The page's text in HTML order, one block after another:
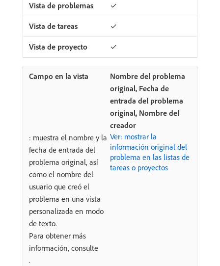
✓
✓
✓
Nombre del problema
original, Fecha de
entrada del problema
original, Nombre del
creador
: muestra el nombre y la
fecha de entrada del
problema original, así
como el nombre del
usuario que creó el
problema en una vista
personalizada en modo
de texto.
Para obtener más
información, consulte
Ver: mostrar la
información original del
problema en las listas de
tareas o proyectos
.